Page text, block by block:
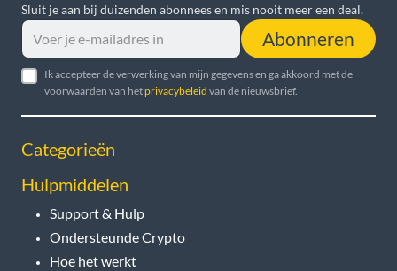
Sluit je aan bij duizenden abonnees en mis nooit meer een deal.
Abonneren
Ik accepteer de verwerking van mijn gegevens en ga akkoord met de
voorwaarden van hetprivacybeleid van de nieuwsbrief.
Categorieën
Hulpmiddelen
Support & Hulp
Ondersteunde Crypto
Hoe het werkt